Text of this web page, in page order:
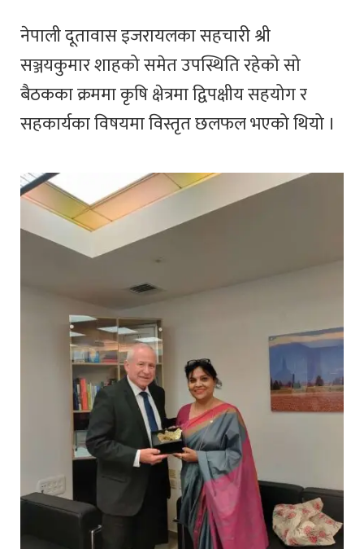
नेपाली दूतावास इजरायलका सहचारी श्री
सञ्जयकुमार शाहको समेत उपस्थिति रहेको सो
बैठकका क्रममा कृषि क्षेत्रमा द्विपक्षीय सहयोग र
सहकार्यका विषयमा विस्तृत छलफल भएको थियो ।